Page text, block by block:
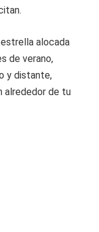
estrella alocada
de verano,
y distante,
alrededor de tu